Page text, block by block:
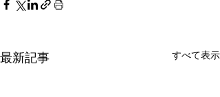
最新記事 すべて表示